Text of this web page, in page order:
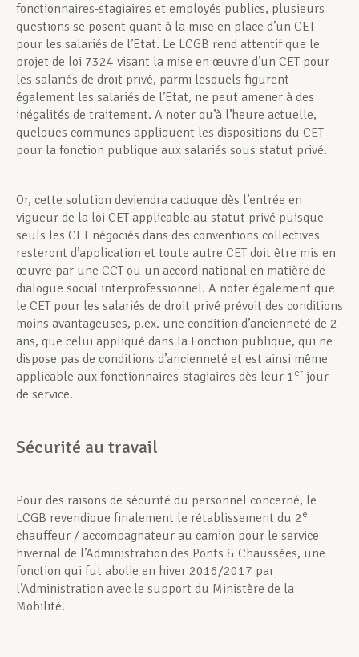
fonctionnaires-stagiaires et employés publics, plusieurs
questions se posent quant à la mise en place d’un CET
pour les salariés de l’Etat. Le LCGB rend attentif que le
projet de loi 7324 visant la mise en œuvre d’un CET pour
les salariés de droit privé, parmi lesquels figurent
également les salariés de l’Etat, ne peut amener à des
inégalités de traitement. A noter qu’à l’heure actuelle,
quelques communes appliquent les dispositions du CET
pour la fonction publique aux salariés sous statut privé.
Or, cette solution deviendra caduque dès l’entrée en
vigueur de la loi CET applicable au statut privé puisque
seuls les CET négociés dans des conventions collectives
resteront d’application et toute autre CET doit être mis en
œuvre par une CCT ou un accord national en matière de
dialogue social interprofessionnel. A noter également que
le CET pour les salariés de droit privé prévoit des conditions
moins avantageuses, p.ex. une condition d’ancienneté de 2
ans, que celui appliqué dans la Fonction publique, qui ne
dispose pas de conditions d’ancienneté et est ainsi même
applicable aux fonctionnaires-stagiaires dès leur 1 er jour
de service.
Sécurité au travail
Pour des raisons de sécurité du personnel concerné, le
LCGB revendique finalement le rétablissement du 2 e
chauffeur / accompagnateur au camion pour le service
hivernal de l’Administration des Ponts & Chaussées, une
fonction qui fut abolie en hiver 2016/2017 par
l’Administration avec le support du Ministère de la
Mobilité.